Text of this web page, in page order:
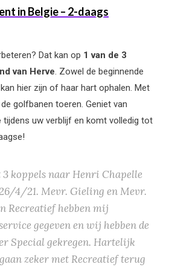
in Belgie – 2-daags
Dat kan op 1 van de 3
van Herve. Zowel de beginnende
hier zijn of haar hart ophalen. Met
golfbanen toeren. Geniet van
tijdens uw verblijf en komt volledig tot
koppels naar Henri Chapelle
4/21. Mevr. Gieling en Mevr.
Recreatief hebben mij
gegeven en wij hebben de
Special gekregen. Hartelijk
zeker met Recreatief terug